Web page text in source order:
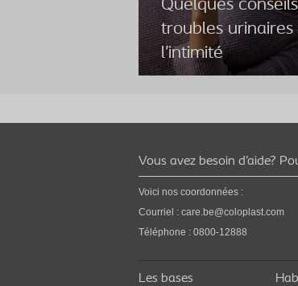
Quelques
troubles urinaires
l’intimité
Quelques
troubles urinaires
Il suffit d’un peu de
Vous avez besoin d’aide?
Voici nos coordonnées :
Courriel : care.be@coloplast.com
Téléphone : 0800-12888
Les bases